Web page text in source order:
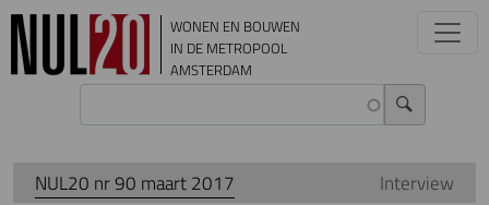
Overslaan en naar de inhoud gaan
WONEN EN BOUWEN
IN DE METROPOOL
AMSTERDAM
NUL20 nr 90 maart 2017 Interview